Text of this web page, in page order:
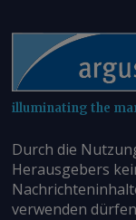
illuminating the
Durch die
Herausgebers
verwenden